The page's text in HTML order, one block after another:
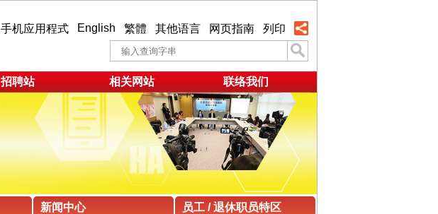
手机应用程式 English 繁體 其他语言 网页指南 列印
招聘站 相关网站 联络我们
新闻中心 员工 / 退休职员特区